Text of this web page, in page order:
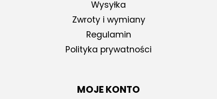
Wysyłka
Zwroty i wymiany
Regulamin
Polityka prywatności
MOJE KONTO